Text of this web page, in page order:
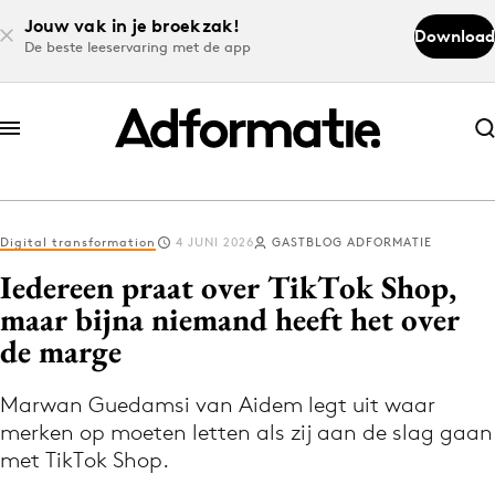
Jouw vak in je broekzak!
De beste leeservaring met de app
Download
Abonneer nu
Abonneer nu
Log in
Volg het laatste nieuws via de Adformatie
Nieuws app
Digital transformation 4 JUNI 2026 GASTBLOG ADFORMATIE
Iedereen praat over TikTok Shop,
maar bijna niemand heeft het over
de marge
Marwan Guedamsi van Aidem legt uit waar
merken op moeten letten als zij aan de slag gaan
met TikTok Shop.